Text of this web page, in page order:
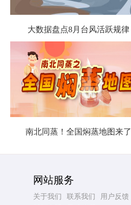
大数据盘点8月台风活跃规律
南北同蒸！全国焖蒸地图来了
网站服务
关于我们 联系我们
用户反馈